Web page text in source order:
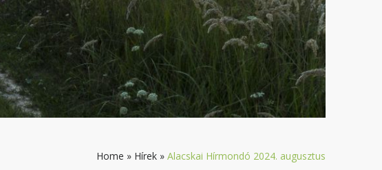
Home » Hírek » Alacskai Hírmondó 2024. augusztus